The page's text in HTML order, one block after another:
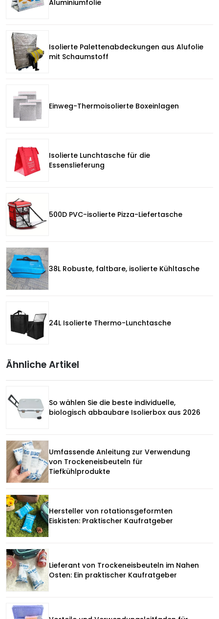
Aluminiumfolie
Isolierte Palettenabdeckungen aus Alufolie
mit Schaumstoff
Einweg-Thermoisolierte Boxeinlagen
Isolierte Lunchtasche für die
Essenslieferung
500D PVC-isolierte Pizza-Liefertasche
38L Robuste, faltbare, isolierte Kühltasche
24L Isolierte Thermo-Lunchtasche
Ähnliche Artikel
So wählen Sie die beste individuelle,
biologisch abbaubare Isolierbox aus 2026
Umfassende Anleitung zur Verwendung
von Trockeneisbeuteln für
Tiefkühlprodukte
Hersteller von rotationsgeformten
Eiskisten: Praktischer Kaufratgeber
Lieferant von Trockeneisbeuteln im Nahen
Osten: Ein praktischer Kaufratgeber